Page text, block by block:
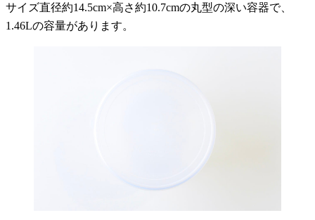
サイズ直径約14.5cm×高さ約10.7cmの丸型の深い容器で、
1.46Lの容量があります。